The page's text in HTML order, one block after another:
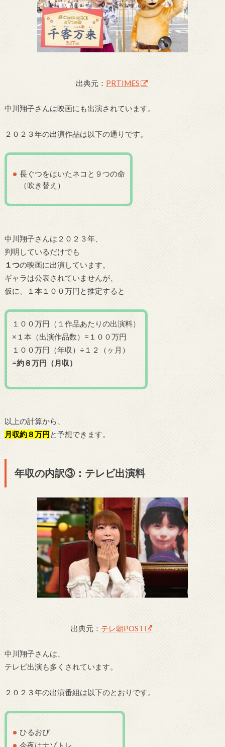
出典元： PRTIMES
中川翔子さんは映画にも出演されています。
２０２３年の出演作品は以下の通りです。
長ぐつをはいたネコと９つの命
（吹き替え）
中川翔子さんは２０２３年、
判明しているだけでも
１ つの映画に出演しています。
ギャラは公表されていませんが、
仮に、１本１００万円と推定すると
１００万円（１作品あたりの出演料）
×１本（出演作品数）=１００万円
１００万円（年収）÷１２（ヶ月）
=約８万円（月収）
以上の計算から、
月収約８万円と予想できます。
年収の内訳③：テレビ出演料
出典元： テレ朝POST
中川翔子さんは、
テレビ出演も多くされています。
２０２３年の出演番組は以下のとおりです。
ひるおび
今夜はナゾトレ